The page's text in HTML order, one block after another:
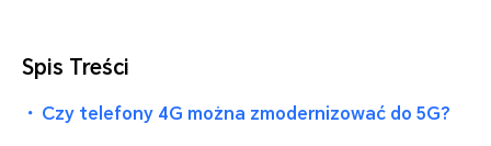
Spis Treści
・ Czy telefony 4G można zmodernizować do 5G?